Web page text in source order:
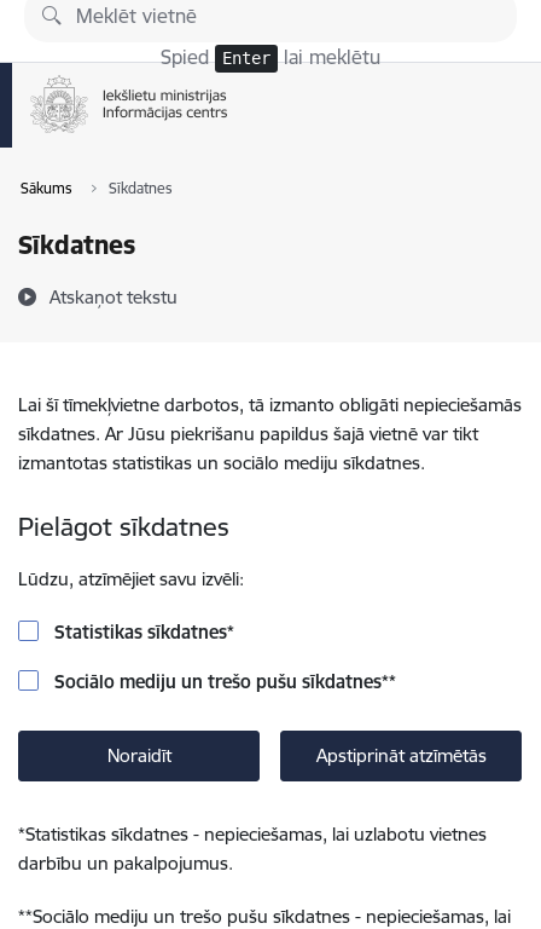
Pāriet uz lapas saturu
Spied Enter lai meklētu
Sākums Sīkdatnes
Sīkdatnes
Atskaņot tekstu
Lai šī tīmekļvietne darbotos, tā izmanto obligāti nepieciešamās
sīkdatnes. Ar Jūsu piekrišanu papildus šajā vietnē var tikt
izmantotas statistikas un sociālo mediju sīkdatnes.
Pielāgot sīkdatnes
Lūdzu, atzīmējiet savu izvēli:
Statistikas sīkdatnes*
Sociālo mediju un trešo pušu sīkdatnes**
Noraidīt Apstiprināt atzīmētās
*Statistikas sīkdatnes - nepieciešamas, lai uzlabotu vietnes
darbību un pakalpojumus.
**Sociālo mediju un trešo pušu sīkdatnes - nepieciešamas, lai